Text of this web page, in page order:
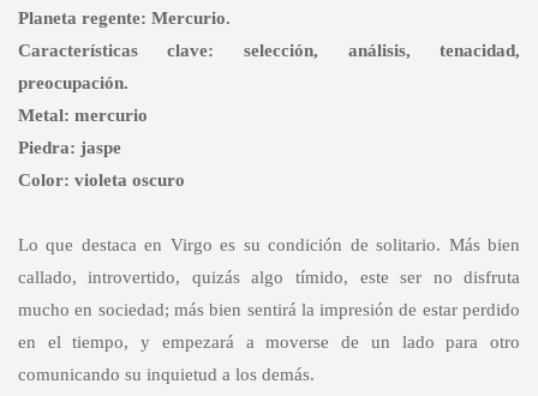
Planeta regente: Mercurio.
Características clave: selección, análisis, tenacidad,
preocupación.
Metal: mercurio
Piedra: jaspe
Color: violeta oscuro
Lo que destaca en Virgo es su condición de solitario. Más bien
callado, introvertido, quizás algo tímido, este ser no disfruta
mucho en sociedad; más bien sentirá la impresión de estar perdido
en el tiempo, y empezará a moverse de un lado para otro
comunicando su inquietud a los demás.